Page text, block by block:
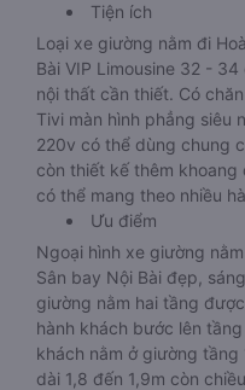
Tiện ích
Loại xe giường nằm đi
Bài VIP Limousine 32 -
nội thất cần thiết. Có
Tivi màn hình phẳng siêu
220v có thể dùng chung
còn thiết kế thêm khoang
có thể mang theo nhiều
Ưu điểm
Ngoại hình xe giường
Sân bay Nội Bài đẹp,
giường nằm hai tầng
hành khách bước lên
khách nằm ở giường tầng
dài 1,8 đến 1,9m còn